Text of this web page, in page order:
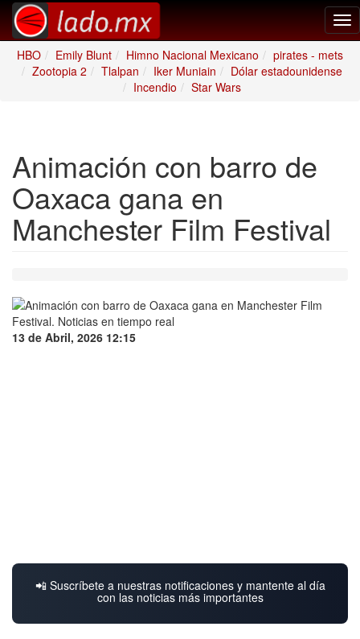
HBO
Emily Blunt Himno Nacional Mexicano
pirates - mets
Zootopia 2
Tlalpan Iker Muniain
Dólar estadounidense
Incendio
Star Wars
Animación con barro de
Oaxaca gana en
Manchester Film Festival
13 de Abril, 2026 12:15
📲 Suscríbete a nuestras notificaciones y mantente al día
con las noticias más importantes